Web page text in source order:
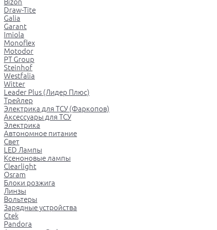
Draw-Tite
Galia
Garant
Imiola
Monoflex
Motodor
PT Group
Steinhof
Westfalia
Witter
Leader Plus (Лидер Плюс)
Трейлер
Электрика для ТСУ (Фаркопов)
Аксессуары для ТСУ
Электрика
Автономное питание
Свет
LED Лампы
Ксеноновые лампы
Clearlight
Osram
Блоки розжига
Линзы
Вольтеры
Зарядные устройства
Ctek
Pandora